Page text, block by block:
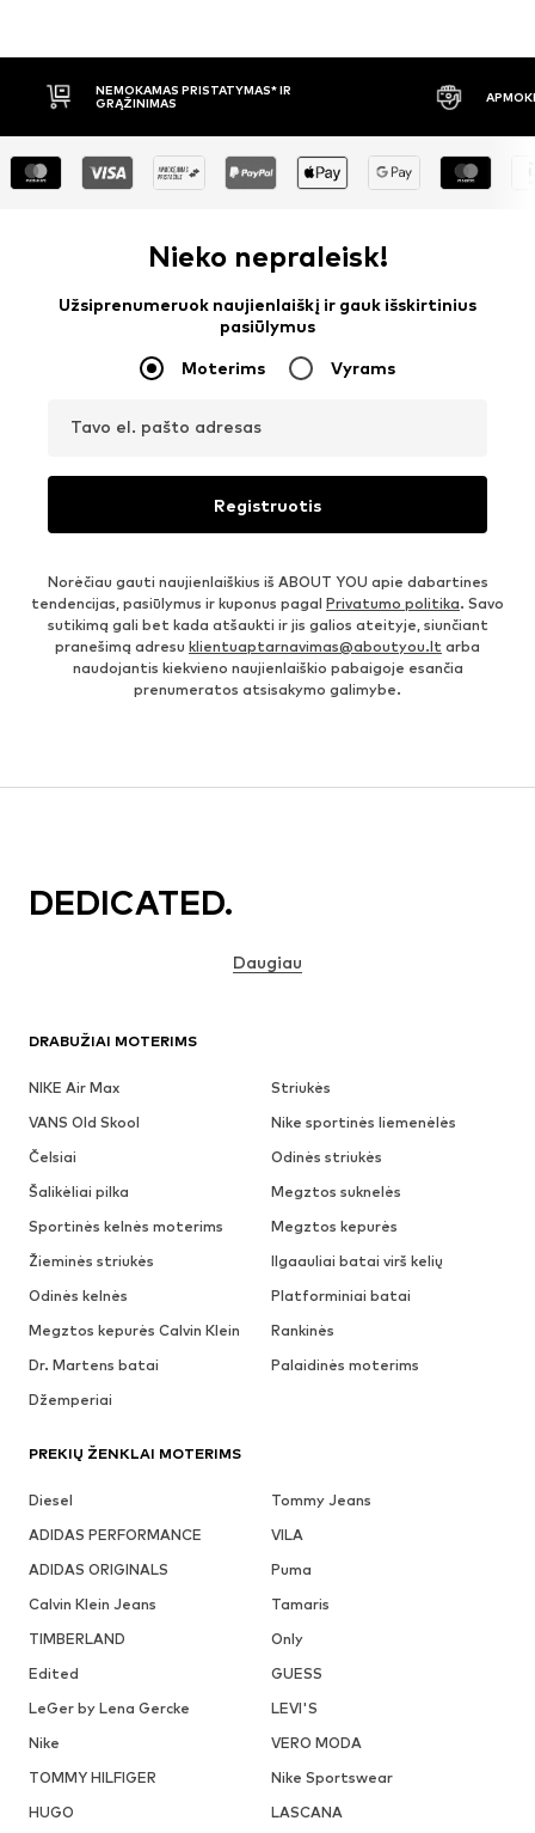
NEMOKAMAS PRISTATYMAS* IR
GRĄŽINIMAS
Nieko nepraleisk!
Užsiprenumeruok naujienlaiškį ir gauk išskirtinius
pasiūlymus
Moterims Vyrams
Tavo el. pašto adresas
Registruotis
Norėčiau gauti naujienlaiškius iš ABOUT YOU apie dabartines
tendencijas, pasiūlymus ir kuponus pagal Privatumo politika. Savo
sutikimą gali bet kada atšaukti ir jis galios ateityje, siunčiant
pranešimą adresu klientuaptarnavimas@aboutyou.lt arba
naudojantis kiekvieno naujienlaiškio pabaigoje esančia
prenumeratos atsisakymo galimybe.
DRABUŽIAI MOTERIMS
NIKE Air Max
Striukės
VANS Old Skool
Nike sportinės liemenėlės
Čelsiai
Odinės striukės
Šalikėliai pilka
Megztos suknelės
Sportinės kelnės moterims
Megztos kepurės
Žieminės striukės
Ilgaauliai batai virš kelių
Odinės kelnės
Platforminiai batai
Megztos kepurės Calvin Klein
Rankinės
Dr. Martens batai
Palaidinės moterims
Džemperiai
PREKIŲ ŽENKLAI MOTERIMS
Diesel
Tommy Jeans
ADIDAS PERFORMANCE
VILA
ADIDAS ORIGINALS
Puma
Calvin Klein Jeans
Tamaris
TIMBERLAND
Only
Edited
GUESS
LeGer by Lena Gercke
LEVI'S
Nike
VERO MODA
TOMMY HILFIGER
Nike Sportswear
HUGO
LASCANA
DEDICATED.
Daugiau